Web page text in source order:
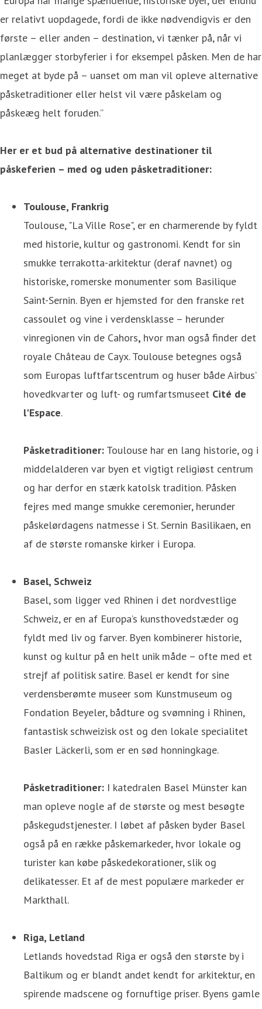
er relativt uopdagede, fordi de ikke nødvendigvis er den
første – eller anden – destination, vi tænker på, når vi
planlægger storbyferier i for eksempel påsken. Men de har
meget at byde på – uanset om man vil opleve alternative
påsketraditioner eller helst vil være påskelam og
påskeæg helt foruden.”
Her er et bud på alternative destinationer til
påskeferien – med og uden påsketraditioner:
Toulouse, Frankrig
Toulouse, "La Ville Rose", er en charmerende by fyldt
med historie, kultur og gastronomi. Kendt for sin
smukke terrakotta-arkitektur (deraf navnet) og
historiske, romerske monumenter som Basilique
Saint-Sernin. Byen er hjemsted for den franske ret
cassoulet og vine i verdensklasse – herunder
vinregionen vin de Cahors, hvor man også finder det
royale Château de Cayx. Toulouse betegnes også
som Europas luftfartscentrum og huser både Airbus’
hovedkvarter og luft- og rumfartsmuseet Cité de
l'Espace.
Påsketraditioner: Toulouse har en lang historie, og i
middelalderen var byen et vigtigt religiøst centrum
og har derfor en stærk katolsk tradition. Påsken
fejres med mange smukke ceremonier, herunder
påskelørdagens natmesse i St. Sernin Basilikaen, en
af de største romanske kirker i Europa.
Basel, Schweiz
Basel, som ligger ved Rhinen i det nordvestlige
Schweiz, er en af Europa’s kunsthovedstæder og
fyldt med liv og farver. Byen kombinerer historie,
kunst og kultur på en helt unik måde – ofte med et
strejf af politisk satire. Basel er kendt for sine
verdensberømte museer som Kunstmuseum og
Fondation Beyeler, bådture og svømning i Rhinen,
fantastisk schweizisk ost og den lokale specialitet
Basler Läckerli, som er en sød honningkage.
Påsketraditioner: I katedralen Basel Münster kan
man opleve nogle af de største og mest besøgte
påskegudstjenester. I løbet af påsken byder Basel
også på en række påskemarkeder, hvor lokale og
turister kan købe påskedekorationer, slik og
delikatesser. Et af de mest populære markeder er
Markthall.
Riga, Letland
Letlands hovedstad Riga er også den største by i
Baltikum og er blandt andet kendt for arkitektur, en
spirende madscene og fornuftige priser. Byens gamle